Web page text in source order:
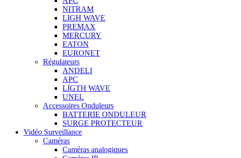
NITRAM
LIGH WAVE
PREMAX
MERCURY
EATON
EURONET
Régulateurs
ANDELI
APC
LIGTH WAVE
UNEL
Accessoires Onduleurs
BATTERIE ONDULEUR
SURGE PROTECTEUR
Vidéo Surveillance
Caméras
Caméras analogiques